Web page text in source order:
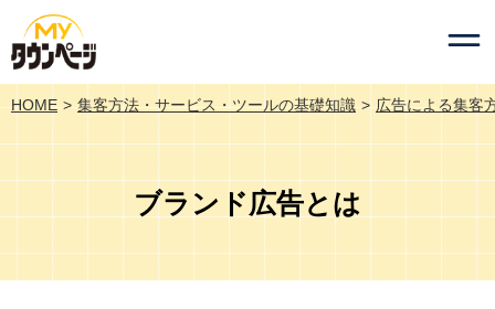
HOME 集客方法・サービス・ツールの基礎知識 広告による集客
ブランド広告とは